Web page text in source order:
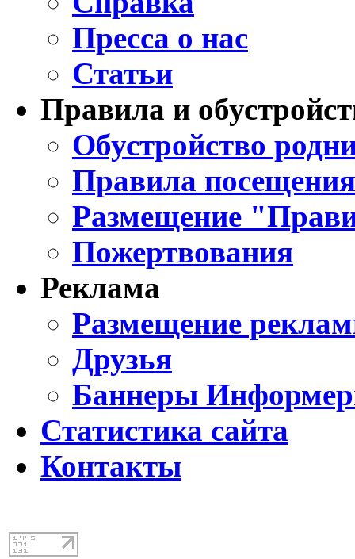
Пресса о нас
Статьи
Правила и
Обустройство
Правила
Размещение
Пожертвования
Реклама
Размещение
Друзья
Баннеры
Статистика сайта
Контакты